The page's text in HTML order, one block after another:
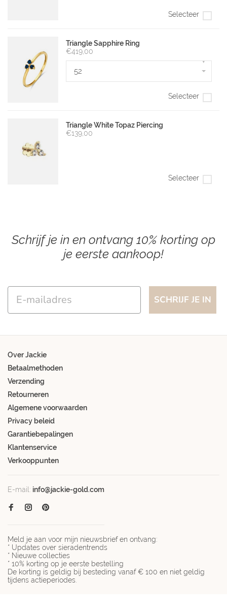
Selecteer
Triangle Sapphire Ring
€419,00
52
▾
Selecteer
Triangle White Topaz Piercing
€139,00
Selecteer
Schrijf je in en ontvang 10% korting op
je eerste aankoop!
Email
SCHRIJF JE IN
Over Jackie
Betaalmethoden
Verzending
Retourneren
Algemene voorwaarden
Privacy beleid
Garantiebepalingen
Klantenservice
Verkooppunten
E-mail: info@jackie-gold.com
Meld je aan voor mijn nieuwsbrief en ontvang:
* Updates over sieradentrends
* Nieuwe collecties
* 10% korting op je eerste bestelling
De korting is geldig bij besteding vanaf € 100 en niet geldig
tijdens actieperiodes.